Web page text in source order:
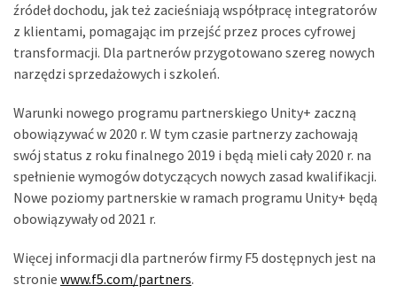
źródeł dochodu, jak też zacieśniają współpracę integratorów
z klientami, pomagając im przejść przez proces cyfrowej
transformacji. Dla partnerów przygotowano szereg nowych
narzędzi sprzedażowych i szkoleń.
Warunki nowego programu partnerskiego Unity+ zaczną
obowiązywać w 2020 r. W tym czasie partnerzy zachowają
swój status z roku finalnego 2019 i będą mieli cały 2020 r. na
spełnienie wymogów dotyczących nowych zasad kwalifikacji.
Nowe poziomy partnerskie w ramach programu Unity+ będą
obowiązywały od 2021 r.
Więcej informacji dla partnerów firmy F5 dostępnych jest na
stronie www.f5.com/partners.